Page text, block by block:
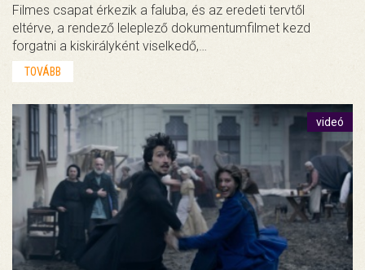
Filmes csapat érkezik a faluba, és az eredeti tervtől
eltérve, a rendező leleplező dokumentumfilmet kezd
forgatni a kiskirályként viselkedő,…
TOVÁBB
videó